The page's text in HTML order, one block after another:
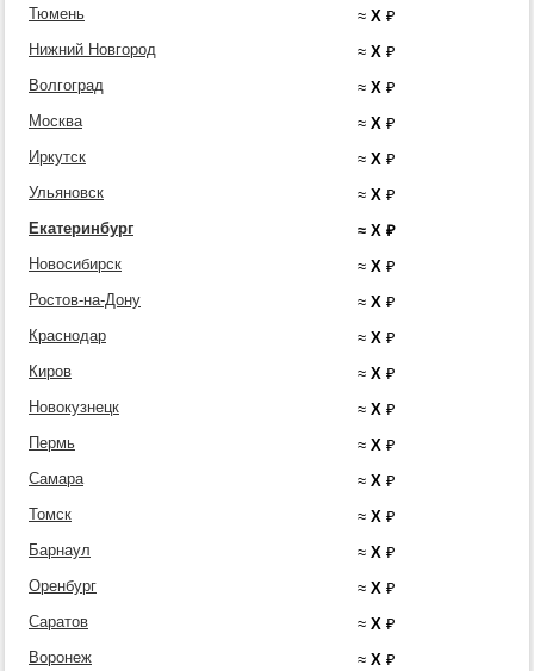
Тюмень
≈ X ₽
Нижний Новгород
≈ X ₽
Волгоград
≈ X ₽
Москва
≈ X ₽
Иркутск
≈ X ₽
Ульяновск
≈ X ₽
Екатеринбург
≈ X ₽
Новосибирск
≈ X ₽
Ростов-на-Дону
≈ X ₽
Краснодар
≈ X ₽
Киров
≈ X ₽
Новокузнецк
≈ X ₽
Пермь
≈ X ₽
Самара
≈ X ₽
Томск
≈ X ₽
Барнаул
≈ X ₽
Оренбург
≈ X ₽
Саратов
≈ X ₽
Воронеж
≈ X ₽